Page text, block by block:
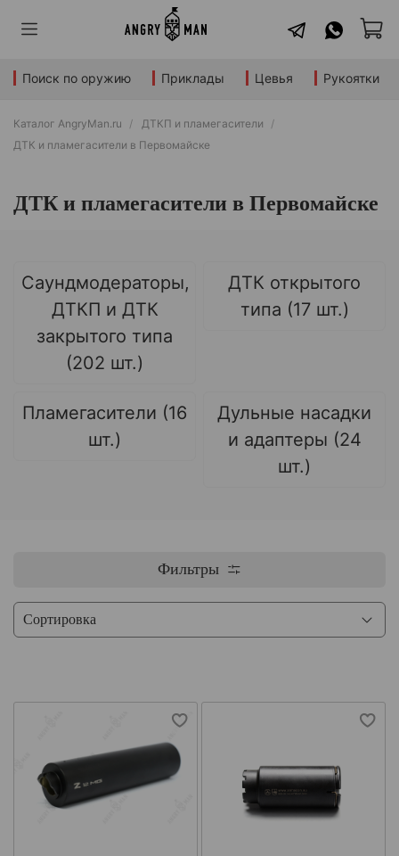
Поиск по оружию Приклады Цевья Рукоятки
Каталог AngryMan.ru
ДТКП и пламегасители
ДТК и пламегасители в Первомайске
ДТК и пламегасители в Первомайске
Саундмодераторы,
ДТКП и ДТК
закрытого типа
(202 шт.)
ДТК открытого
типа (17 шт.)
Пламегасители (16
шт.)
Дульные насадки
и адаптеры (24
шт.)
Фильтры